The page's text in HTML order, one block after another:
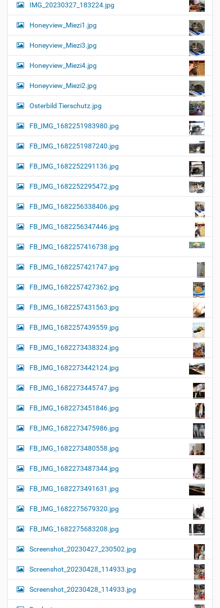
IMG_20230327_183224.jpg
Honeyview_Miezi1.jpg
Honeyview_Miezi3.jpg
Honeyview_Miezi4.jpg
Honeyview_Miezi2.jpg
Osterbild Tierschutz.jpg
FB_IMG_1682251983980.jpg
FB_IMG_1682251987240.jpg
FB_IMG_1682252291136.jpg
FB_IMG_1682252295472.jpg
FB_IMG_1682256338406.jpg
FB_IMG_1682256347446.jpg
FB_IMG_1682257416738.jpg
FB_IMG_1682257421747.jpg
FB_IMG_1682257427362.jpg
FB_IMG_1682257431563.jpg
FB_IMG_1682257439559.jpg
FB_IMG_1682273438324.jpg
FB_IMG_1682273442124.jpg
FB_IMG_1682273445747.jpg
FB_IMG_1682273451846.jpg
FB_IMG_1682273475986.jpg
FB_IMG_1682273480558.jpg
FB_IMG_1682273487344.jpg
FB_IMG_1682273491631.jpg
FB_IMG_1682275679320.jpg
FB_IMG_1682275683208.jpg
Screenshot_20230427_230502.jpg
Screenshot_20230428_114933.jpg
Screenshot_20230428_114933.jpg